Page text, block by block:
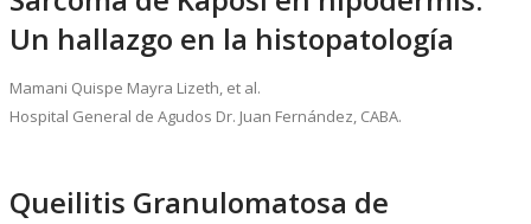
Un hallazgo en la histopatología
Mamani Quispe Mayra Lizeth, et al.
Hospital General de Agudos Dr. Juan Fernández, CABA.
Queilitis Granulomatosa de